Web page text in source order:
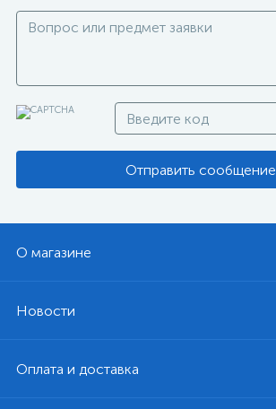
Отправить сообщение
О магазине
Новости
Оплата и доставка